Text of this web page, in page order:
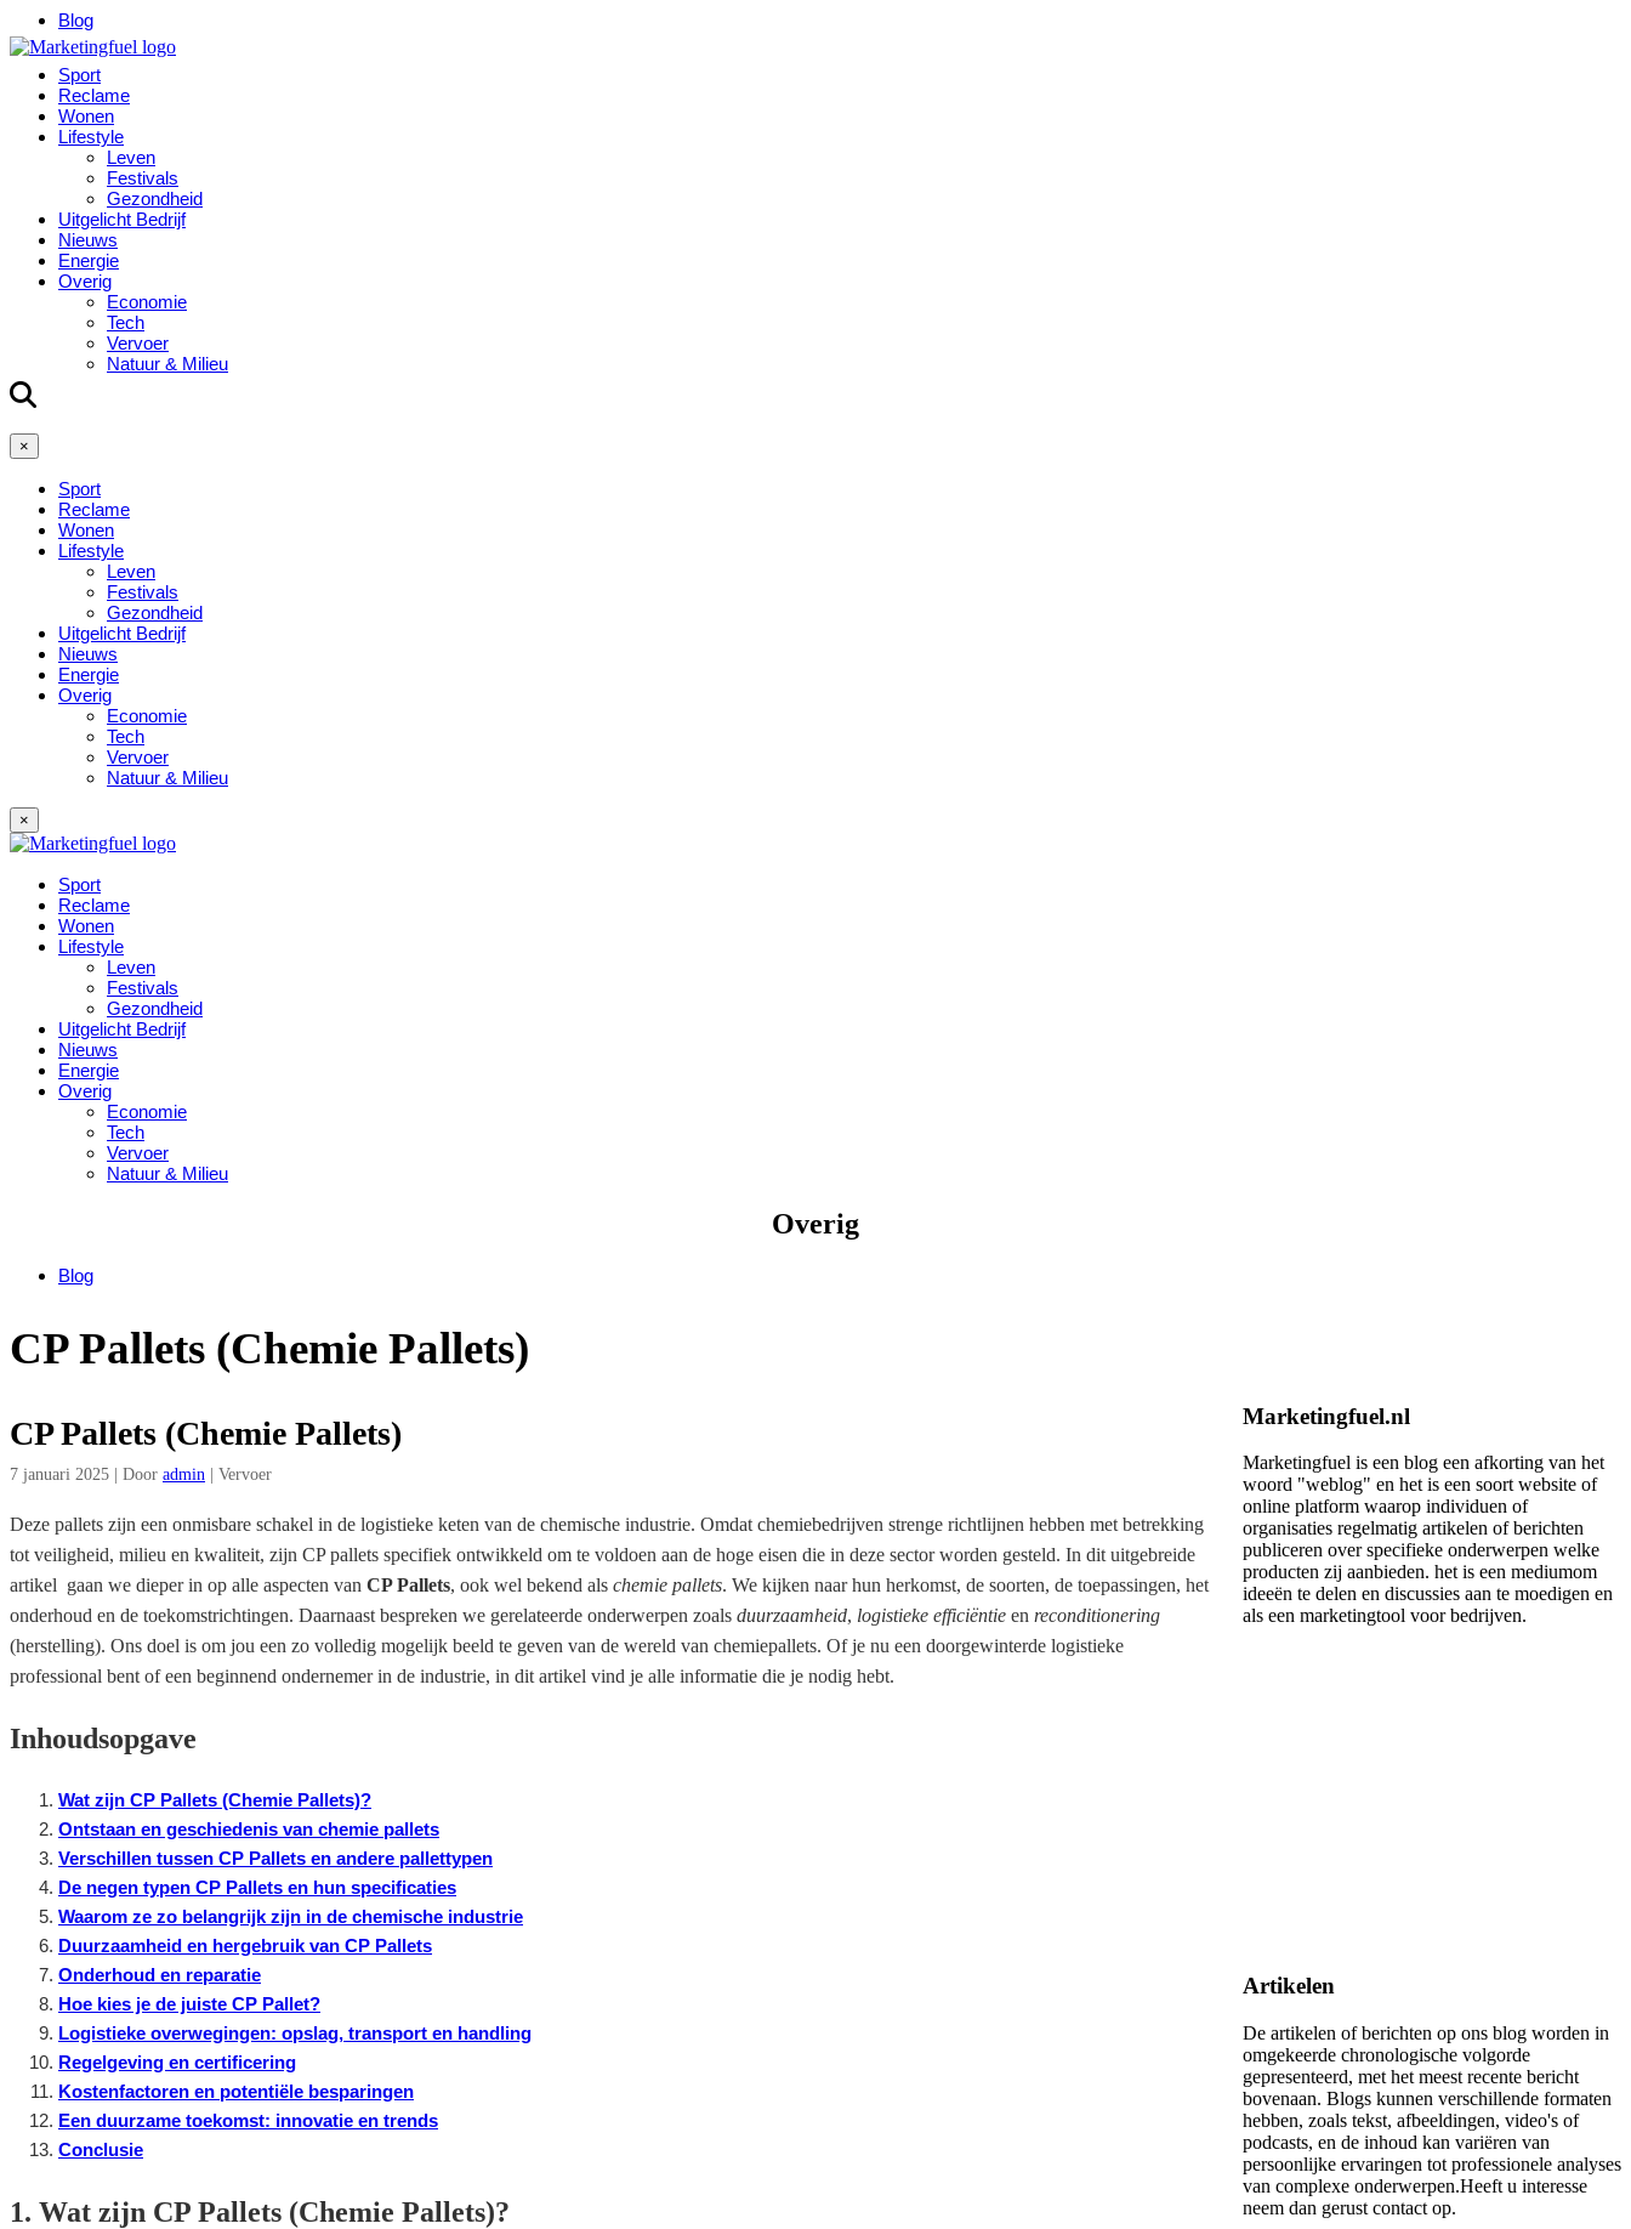
Blog
Sport
Reclame
Wonen
Lifestyle
Leven
Festivals
Gezondheid
Uitgelicht Bedrijf
Nieuws
Energie
Overig
Economie
Tech
Vervoer
Natuur & Milieu
×
Sport
Reclame
Wonen
Lifestyle
Leven
Festivals
Gezondheid
Uitgelicht Bedrijf
Nieuws
Energie
Overig
Economie
Tech
Vervoer
Natuur & Milieu
×
Sport
Reclame
Wonen
Lifestyle
Leven
Festivals
Gezondheid
Uitgelicht Bedrijf
Nieuws
Energie
Overig
Economie
Tech
Vervoer
Natuur & Milieu
Overig
Blog
CP Pallets (Chemie Pallets)
CP Pallets (Chemie Pallets)
7 januari 2025 Door admin Vervoer
Deze pallets zijn een onmisbare schakel in de logistieke keten van de chemische industrie. Omdat chemiebedrijven strenge richtlijnen hebben met betrekking
tot veiligheid, milieu en kwaliteit, zijn CP pallets specifiek ontwikkeld om te voldoen aan de hoge eisen die in deze sector worden gesteld. In dit uitgebreide
artikel gaan we dieper in op alle aspecten van CP Pallets, ook wel bekend als chemie pallets. We kijken naar hun herkomst, de soorten, de toepassingen, het
onderhoud en de toekomstrichtingen. Daarnaast bespreken we gerelateerde onderwerpen zoals duurzaamheid, logistieke efficiëntie en reconditionering
(herstelling). Ons doel is om jou een zo volledig mogelijk beeld te geven van de wereld van chemiepallets. Of je nu een doorgewinterde logistieke
professional bent of een beginnend ondernemer in de industrie, in dit artikel vind je alle informatie die je nodig hebt.
Inhoudsopgave
Wat zijn CP Pallets (Chemie Pallets)?
Ontstaan en geschiedenis van chemie pallets
Verschillen tussen CP Pallets en andere pallettypen
De negen typen CP Pallets en hun specificaties
Waarom ze zo belangrijk zijn in de chemische industrie
Duurzaamheid en hergebruik van CP Pallets
Onderhoud en reparatie
Hoe kies je de juiste CP Pallet?
Logistieke overwegingen: opslag, transport en handling
Regelgeving en certificering
Kostenfactoren en potentiële besparingen
Een duurzame toekomst: innovatie en trends
Conclusie
1. Wat zijn CP Pallets (Chemie Pallets)?
Marketingfuel.nl
Marketingfuel is een blog een afkorting van het
woord "weblog" en het is een soort website of
online platform waarop individuen of
organisaties regelmatig artikelen of berichten
publiceren over specifieke onderwerpen welke
producten zij aanbieden. het is een mediumom
ideeën te delen en discussies aan te moedigen en
als een marketingtool voor bedrijven.
Artikelen
De artikelen of berichten op ons blog worden in
omgekeerde chronologische volgorde
gepresenteerd, met het meest recente bericht
bovenaan. Blogs kunnen verschillende formaten
hebben, zoals tekst, afbeeldingen, video's of
podcasts, en de inhoud kan variëren van
persoonlijke ervaringen tot professionele analyses
van complexe onderwerpen.Heeft u interesse
neem dan gerust contact op.